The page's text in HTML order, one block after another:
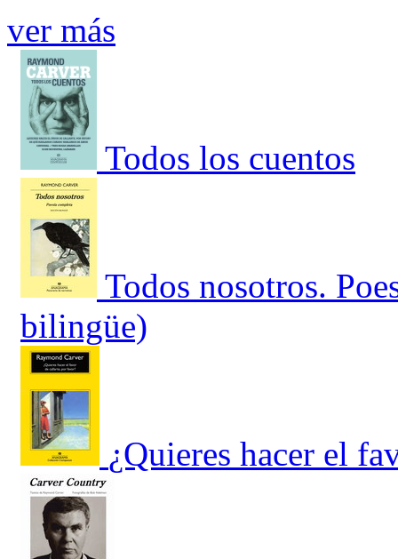
ver más
Todos los cuentos
Todos nosotros.
bilingüe)
¿Quieres hacer el